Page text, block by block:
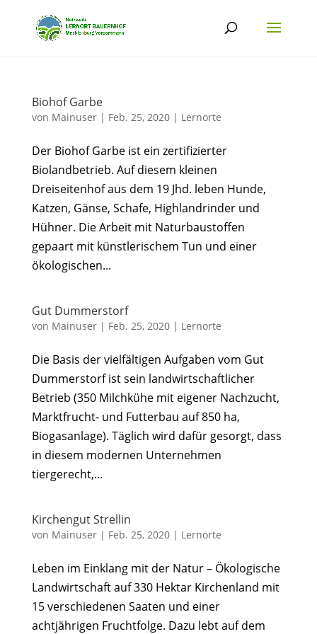
Biohof Garbe
von Mainuser| Feb. 25, 2020| Lernorte
Der Biohof Garbe ist ein zertifizierter
Biolandbetrieb. Auf diesem kleinen
Dreiseitenhof aus dem 19 Jhd. leben Hunde,
Katzen, Gänse, Schafe, Highlandrinder und
Hühner. Die Arbeit mit Naturbaustoffen
gepaart mit künstlerischem Tun und einer
ökologischen...
Gut Dummerstorf
von Mainuser| Feb. 25, 2020| Lernorte
Die Basis der vielfältigen Aufgaben vom Gut
Dummerstorf ist sein landwirtschaftlicher
Betrieb (350 Milchkühe mit eigener Nachzucht,
Marktfrucht- und Futterbau auf 850 ha,
Biogasanlage). Täglich wird dafür gesorgt, dass
in diesem modernen Unternehmen
tiergerecht,...
Kirchengut Strellin
von Mainuser| Feb. 25, 2020| Lernorte
Leben im Einklang mit der Natur – Ökologische
Landwirtschaft auf 330 Hektar Kirchenland mit
15 verschiedenen Saaten und einer
achtjährigen Fruchtfolge. Dazu lebt auf dem